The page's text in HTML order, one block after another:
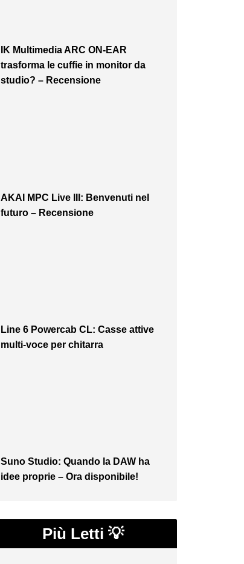
IK Multimedia ARC ON-EAR
trasforma le cuffie in monitor da
studio? – Recensione
AKAI MPC Live III: Benvenuti nel
futuro – Recensione
Line 6 Powercab CL: Casse attive
multi-voce per chitarra
Suno Studio: Quando la DAW ha
idee proprie – Ora disponibile!
Più Letti 💡